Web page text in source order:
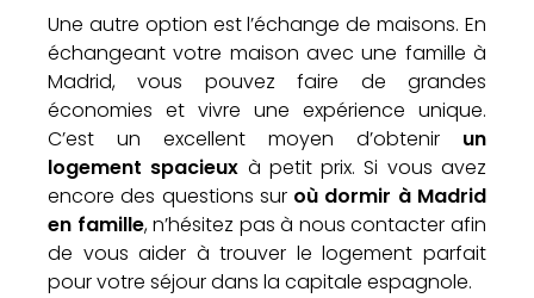
Une autre option est l’échange de maisons. En
échangeant votre maison avec une famille à
Madrid, vous pouvez faire de grandes
économies et vivre une expérience unique.
C’est un excellent moyen d’obtenir un
logement spacieux à petit prix. Si vous avez
encore des questions sur où dormir à Madrid
en famille, n’hésitez pas à nous contacter afin
de vous aider à trouver le logement parfait
pour votre séjour dans la capitale espagnole.